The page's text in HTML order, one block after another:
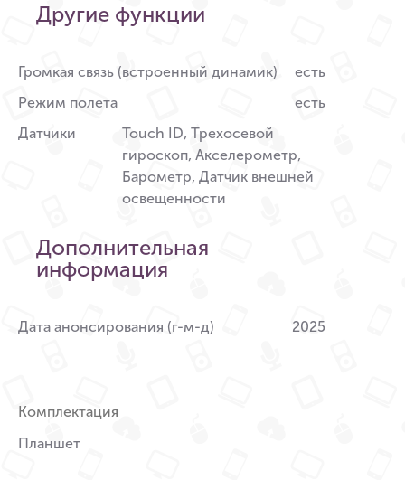
Другие функции
Громкая связь (встроенный динамик)
есть
Режим полета
есть
Датчики
Touch ID, Трехосевой
гироскоп, Акселерометр,
Барометр, Датчик внешней
освещенности
Дополнительная
информация
Дата анонсирования (г-м-д) 2025
Комплектация
Планшет